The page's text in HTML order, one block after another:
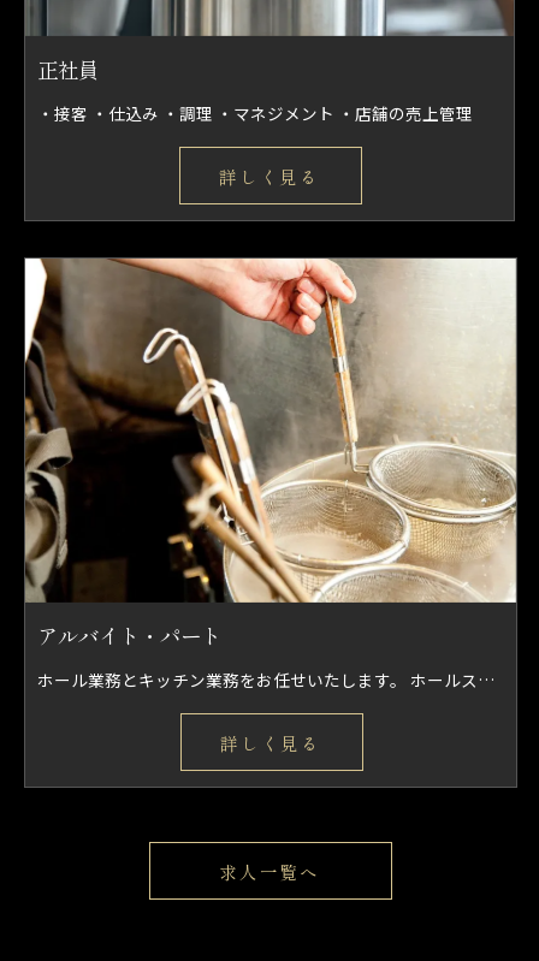
正社員
・接客 ・仕込み ・調理 ・マネジメント ・店舗の売上管理
詳しく見る
アルバイト・パート
ホール業務とキッチン業務をお任せいたします。 ホールスタッフとしてお客様の案内、料理配膳、オーダー取り、レジなどをお願いします。 キッチン業務としては簡単な仕込み、盛り付け、調理などを行っていただきます。
詳しく見る
求人一覧へ